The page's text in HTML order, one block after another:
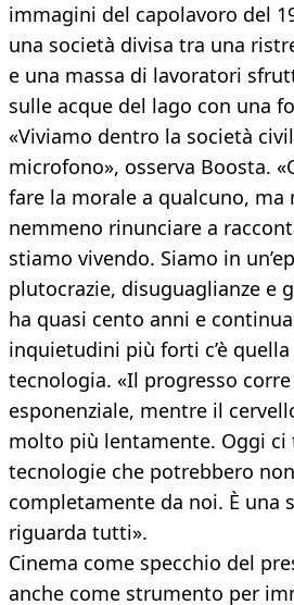
immagini del capolavoro del
una società divisa tra una
e una massa di lavoratori
sulle acque del lago con una
«Viviamo dentro la società
microfono», osserva Boosta.
fare la morale a qualcuno, ma
nemmeno rinunciare a
stiamo vivendo. Siamo in
plutocrazie, disuguaglianze e
ha quasi cento anni e
inquietudini più forti c’è
tecnologia. «Il progresso
esponenziale, mentre il
molto più lentamente. Oggi ci
tecnologie che potrebbero
completamente da noi. È una
riguarda tutti».
Cinema come specchio del
anche come strumento per